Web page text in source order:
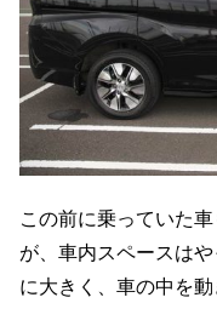
この前に乗っていた
が、車内スペースは
に大きく、車の中を動